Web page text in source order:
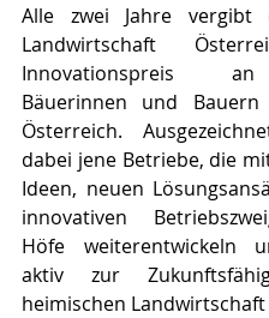
Alle zwei Jahre vergibt
Landwirtschaft
Innovationspreis
Bäuerinnen und
Österreich.
dabei jene Betriebe, die
Ideen, neuen
innovativen
Höfe weiterentwickeln
aktiv zur
heimischen